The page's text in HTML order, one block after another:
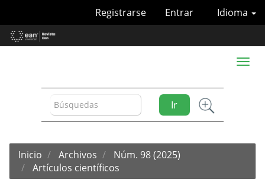
Contenido
principal
Idioma
Registrarse Entrar
Ir
Toggle
Inicio Archivos
Núm. 98 (2025)
Artículos científicos